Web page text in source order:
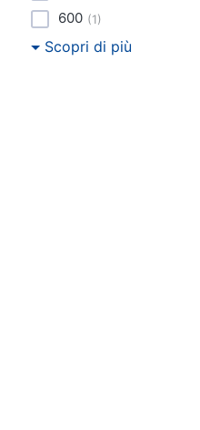
600 (1)
Scopri di più